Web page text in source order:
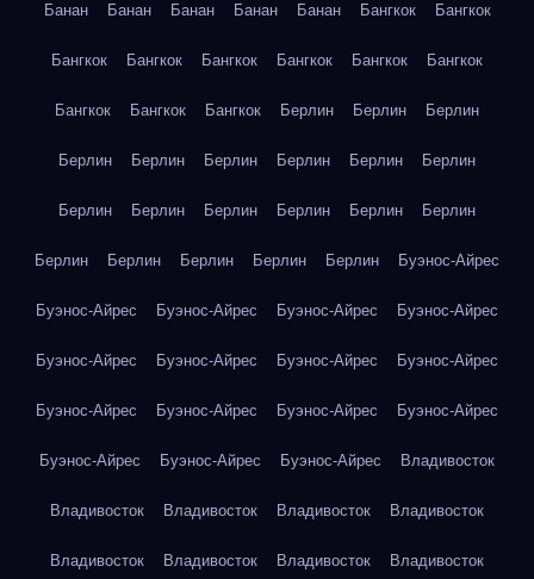
Банан Банан Банан Банан Банан Бангкок Бангкок
Бангкок Бангкок Бангкок Бангкок Бангкок Бангкок
Бангкок Бангкок Бангкок Берлин Берлин Берлин
Берлин Берлин Берлин Берлин Берлин Берлин
Берлин Берлин Берлин Берлин Берлин Берлин
Берлин Берлин Берлин Берлин Берлин Буэнос-Айрес
Буэнос-Айрес Буэнос-Айрес Буэнос-Айрес Буэнос-Айрес
Буэнос-Айрес Буэнос-Айрес Буэнос-Айрес Буэнос-Айрес
Буэнос-Айрес Буэнос-Айрес Буэнос-Айрес Буэнос-Айрес
Буэнос-Айрес Буэнос-Айрес Буэнос-Айрес Владивосток
Владивосток Владивосток Владивосток Владивосток
Владивосток Владивосток Владивосток Владивосток